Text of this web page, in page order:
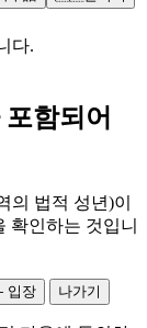
다.
함되어
의 법적 성년)이
확인하는 것입니
입장 나가기